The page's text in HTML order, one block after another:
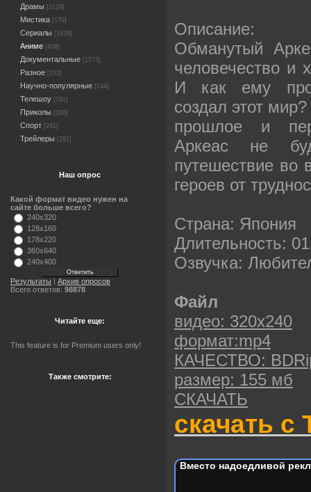
Драмы [3139]
Мистика [179]
Сериалы [1839]
Аниме [408]
Документальные [1573]
Разное [152]
Научно-популярные [144]
Телешоу [791]
Приколы [336]
Спорт [241]
Трейлеры [282]
Наш опрос
Какой формат видео нужен на
сайте больше всего?
240x320
128x160
178x220
360x640
240x400
Результаты | Архив опросов
Всего ответов: 98878
Читайте еще:
This feature is for Premium users only!
Также смотрите:
Описание:
Обманутый
человечество и
И как ему
создал этот
прошлое и
Аркеас не
путешествие во
героев от
Страна: Япония
Длительность:
Озвучка:
Файл
видео: 320х240
формат:mp4
КАЧЕСТВО:
размер: 155 мб
СКАЧАТЬ
скачать с
Вместо надоедливой